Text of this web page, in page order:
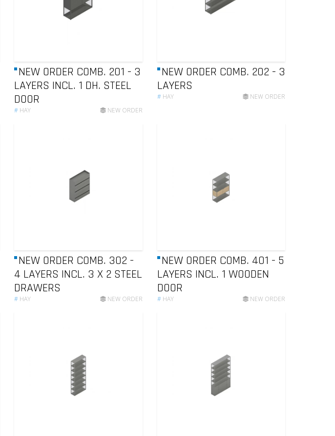
NEW ORDER COMB. 201 - 3
LAYERS INCL. 1 DH. STEEL
DOOR
# HAY NEW ORDER
NEW ORDER COMB. 202 - 3
LAYERS
# HAY NEW ORDER
NEW ORDER COMB. 302 -
4 LAYERS INCL. 3 X 2 STEEL
DRAWERS
# HAY NEW ORDER
NEW ORDER COMB. 401 - 5
LAYERS INCL. 1 WOODEN
DOOR
# HAY NEW ORDER